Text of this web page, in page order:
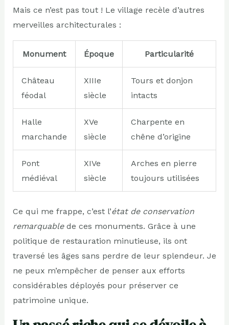
Mais ce n’est pas tout ! Le village recèle d’autres
merveilles architecturales :
Monument Époque Particularité
Château
féodal
XIIIe
siècle
Tours et donjon
intacts
Halle
marchande
XVe
siècle
Charpente en
chêne d’origine
Pont
médiéval
XIVe
siècle
Arches en pierre
toujours utilisées
Ce qui me frappe, c’est l’état de conservation
remarquablede ces monuments. Grâce à une
politique de restauration minutieuse, ils ont
traversé les âges sans perdre de leur splendeur. Je
ne peux m’empêcher de penser aux efforts
considérables déployés pour préserver ce
patrimoine unique.